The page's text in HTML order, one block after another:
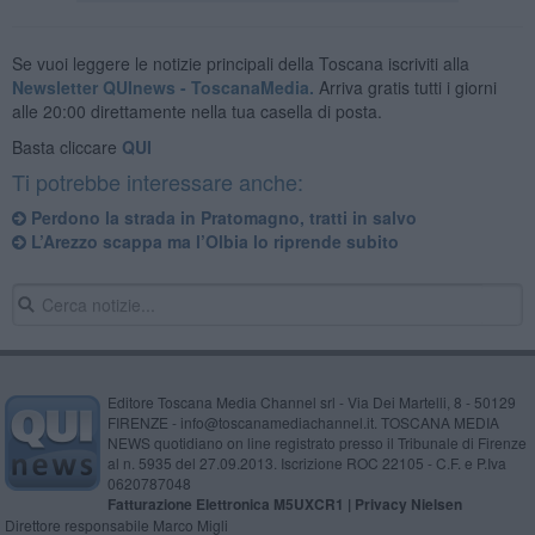
Se vuoi leggere le notizie principali della Toscana iscriviti alla
Newsletter QUInews - ToscanaMedia. Arriva gratis tutti i giorni
alle 20:00 direttamente nella tua casella di posta.
Basta cliccare QUI
Ti potrebbe interessare anche:
Perdono la strada in Pratomagno, tratti in salvo
L’Arezzo scappa ma l’Olbia lo riprende subito
Editore Toscana Media Channel srl - Via Dei Martelli, 8 - 50129
FIRENZE - info@toscanamediachannel.it. TOSCANA MEDIA
NEWS quotidiano on line registrato presso il Tribunale di Firenze
al n. 5935 del 27.09.2013. Iscrizione ROC 22105 - C.F. e P.Iva
0620787048
Fatturazione Elettronica M5UXCR1 | Privacy Nielsen
Direttore responsabile Marco Migli